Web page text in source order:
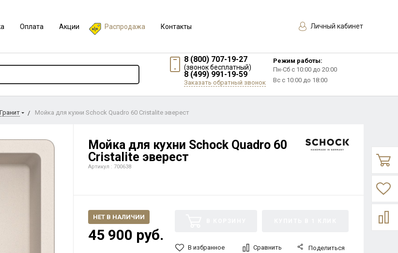
Оплата Акции Распродажа Контакты Личный кабинет
8 (800) 707-19-27
(звонок бесплатный)
8 (499) 991-19-59
Заказать обратный звонок
Режим работы:
Пн-Сб с 10:00 до 20:00
Вс с 10:00 до 18:00
Гранит Мойка для кухни Schock Quadro 60 Cristalite эверест
Мойка для кухни Schock Quadro 60
Cristalite эверест
Артикул : 700638
НЕТ В НАЛИЧИИ
45 900 руб.
В избранное Сравнить Поделиться